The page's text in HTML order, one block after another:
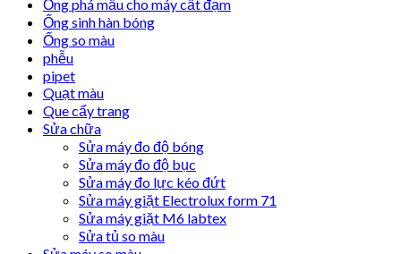
Ống phá mẫu cho máy cất đạm
Ống sinh hàn bóng
Ống so màu
phễu
pipet
Quạt màu
Que cấy trang
Sửa chữa
Sửa máy đo độ bóng
Sửa máy đo độ bục
Sửa máy đo lực kéo đứt
Sửa máy giặt Electrolux form 71
Sửa máy giặt M6 labtex
Sửa tủ so màu